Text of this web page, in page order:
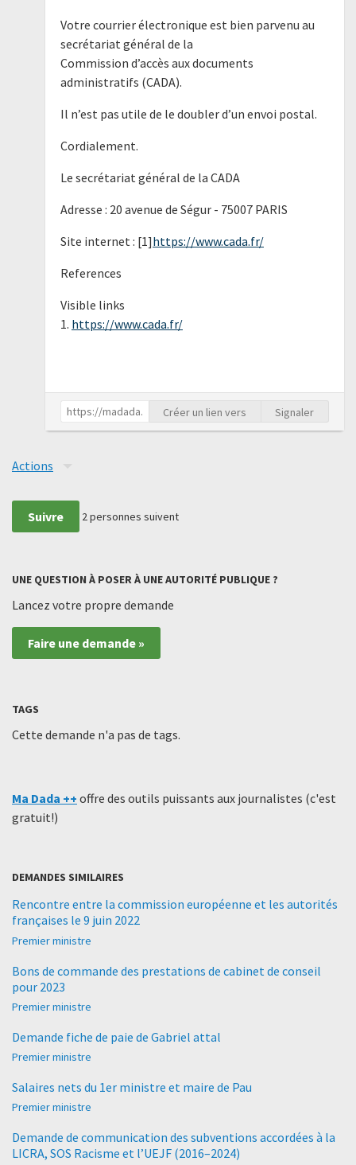
Votre courrier électronique est bien parvenu au
secrétariat général de la
Commission d’accès aux documents
administratifs (CADA).
Il n’est pas utile de le doubler d’un envoi postal.
Cordialement.
Le secrétariat général de la CADA
Adresse : 20 avenue de Ségur - 75007 PARIS
Site internet : [1]https://www.cada.fr/
References
Visible links
1. https://www.cada.fr/
Créer un lien vers Signaler
Actions
Suivre 2personnes suivent
UNE QUESTION À POSER À UNE AUTORITÉ PUBLIQUE ?
Lancez votre propre demande
Faire une demande »
TAGS
Cette demande n'a pas de tags.
Ma Dada ++ offre des outils puissants aux journalistes (c'est
gratuit!)
DEMANDES SIMILAIRES
Rencontre entre la commission européenne et les autorités
françaises le 9 juin 2022
Premier ministre
Bons de commande des prestations de cabinet de conseil
pour 2023
Premier ministre
Demande fiche de paie de Gabriel attal
Premier ministre
Salaires nets du 1er ministre et maire de Pau
Premier ministre
Demande de communication des subventions accordées à la
LICRA, SOS Racisme et l’UEJF (2016–2024)